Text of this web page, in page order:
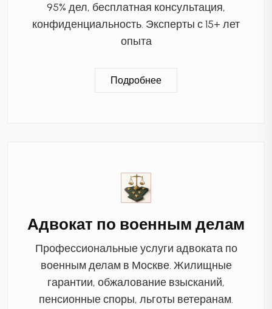
95% дел, бесплатная консультация,
конфиденциальность. Эксперты с 15+ лет
опыта
Подробнее
Адвокат по военным делам
Профессиональные услуги адвоката по
военным делам в Москве. Жилищные
гарантии, обжалование взысканий,
пенсионные споры, льготы ветеранам.